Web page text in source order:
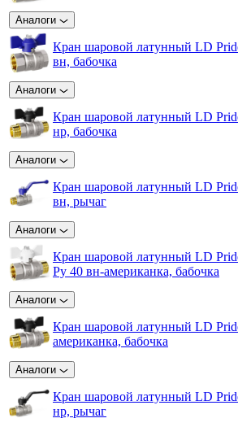
Аналоги
Кран шаровой латунный LD
вн, бабочка
Аналоги
Кран шаровой латунный LD
нр, бабочка
Аналоги
Кран шаровой латунный LD
вн, рычаг
Аналоги
Кран шаровой латунный LD
Ру 40 вн-американка, бабочка
Аналоги
Кран шаровой латунный LD
американка, бабочка
Аналоги
Кран шаровой латунный LD
нр, рычаг